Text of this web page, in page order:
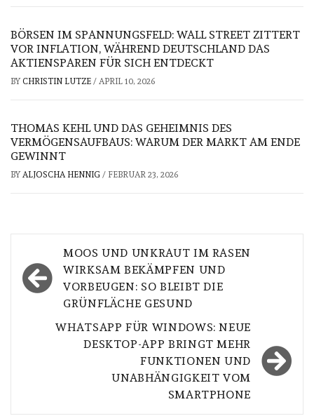
BÖRSEN IM SPANNUNGSFELD: WALL STREET ZITTERT
VOR INFLATION, WÄHREND DEUTSCHLAND DAS
AKTIENSPAREN FÜR SICH ENTDECKT
BY CHRISTIN LUTZE / APRIL 10, 2026
THOMAS KEHL UND DAS GEHEIMNIS DES
VERMÖGENSAUFBAUS: WARUM DER MARKT AM ENDE
GEWINNT
BY ALJOSCHA HENNIG / FEBRUAR 23, 2026
Beitragsnavigation
MOOS UND UNKRAUT IM RASEN
WIRKSAM BEKÄMPFEN UND
VORBEUGEN: SO BLEIBT DIE
GRÜNFLÄCHE GESUND
WHATSAPP FÜR WINDOWS: NEUE
DESKTOP-APP BRINGT MEHR
FUNKTIONEN UND
UNABHÄNGIGKEIT VOM
SMARTPHONE